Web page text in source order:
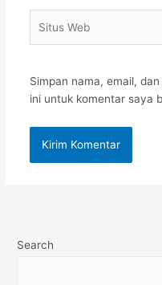
Web
Simpan nama, email,
ini untuk komentar saya
Search